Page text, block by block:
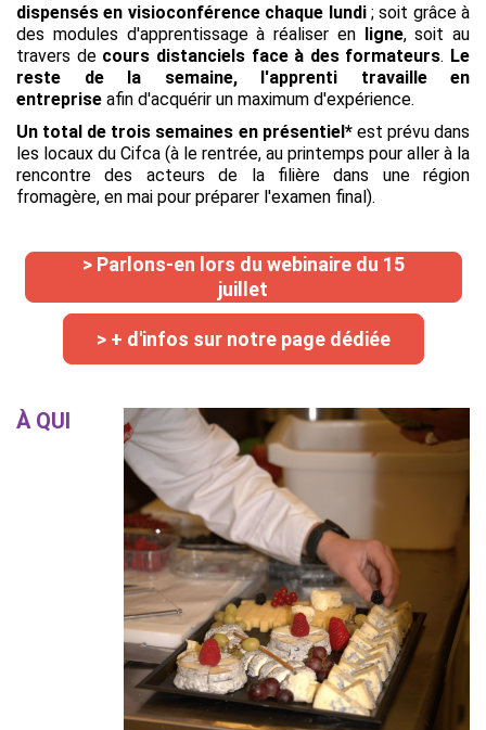
dispensés en visioconférence chaque lundi ; soit grâce à
des modules d'apprentissage à réaliser en ligne, soit au
travers de cours distanciels face à des formateurs. Le
reste de la semaine, l'apprenti travaille en
entreprise afin d'acquérir un maximum d'expérience.
Un total de trois semaines en présentiel*est prévu dans
les locaux du Cifca (à le rentrée, au printemps pour aller à la
rencontre des acteurs de la filière dans une région
fromagère, en mai pour préparer l'examen final).
> Parlons-en lors du webinaire du 15
juillet
> + d'infos sur notre page dédiée
À QUI